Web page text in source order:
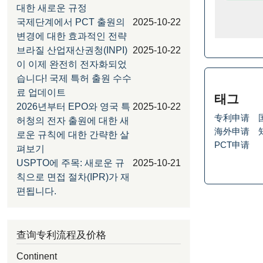
태그
专利申请
海外申请
PCT申请
대한 새로운 규정
국제단계에서 PCT 출원의
변경에 대한 효과적인 전략
2025-10-22
브라질 산업재산권청(INPI)
이 이제 완전히 전자화되었
습니다! 국제 특허 출원 수수
료 업데이트
2025-10-22
2026년부터 EPO와 영국 특
허청의 전자 출원에 대한 새
로운 규칙에 대한 간략한 살
펴보기
2025-10-22
USPTO에 주목: 새로운 규
칙으로 면접 절차(IPR)가 재
편됩니다.
2025-10-21
查询专利流程及价格
Continent